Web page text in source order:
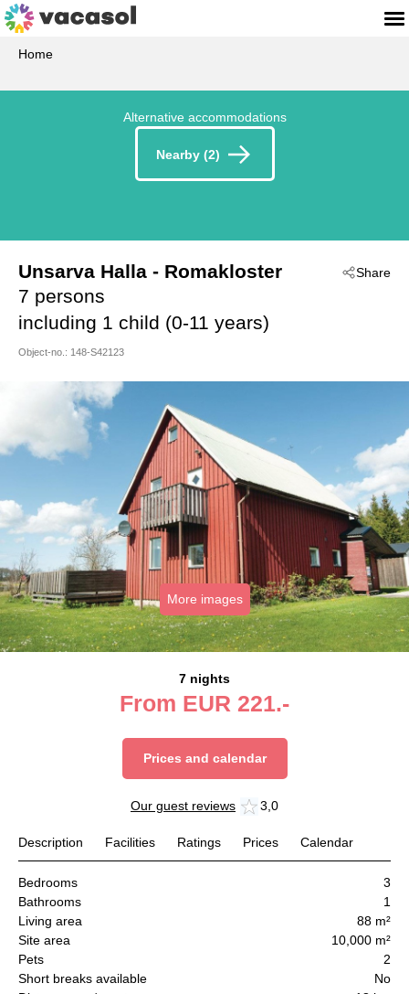
Home
Alternative accommodations
Nearby (2)
Share
Unsarva Halla
- Halla/Dalhem
- Romakloster
7 persons
including 1 child (0-11 years)
Object-no.: 148-S42123
More images
7 nights
From EUR 221.-
Prices and calendar
Our guest reviews 3,0
Description Facilities Ratings Prices Calendar
Bedrooms
3
Bathrooms
1
Living area
88 m²
Site area
10,000 m²
Pets
2
Short breaks available
No